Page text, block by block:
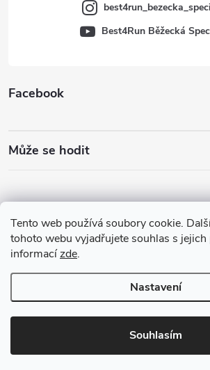
Tento web používá soubory cookie.
tohoto webu vyjadřujete souhlas s
informacízde.
Nastavení
Souhlasím
Facebook
Může se hodit
Best4Run Běžecká
Copyright 2026Best4Run Běžecká speciálka.